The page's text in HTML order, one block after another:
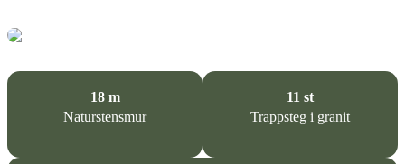
18 m
Naturstensmur
11 st
Trappsteg i granit